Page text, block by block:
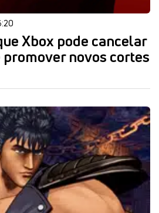
Xbox pode cancelar
promover novos cortes